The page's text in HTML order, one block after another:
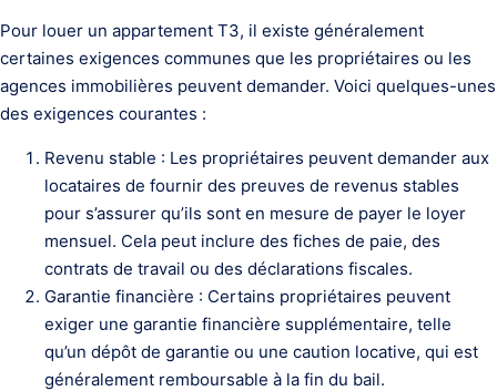
Pour louer un appartement T3, il existe généralement
certaines exigences communes que les propriétaires ou les
agences immobilières peuvent demander. Voici quelques-unes
des exigences courantes :
Revenu stable : Les propriétaires peuvent demander aux
locataires de fournir des preuves de revenus stables
pour s’assurer qu’ils sont en mesure de payer le loyer
mensuel. Cela peut inclure des fiches de paie, des
contrats de travail ou des déclarations fiscales.
Garantie financière : Certains propriétaires peuvent
exiger une garantie financière supplémentaire, telle
qu’un dépôt de garantie ou une caution locative, qui est
généralement remboursable à la fin du bail.